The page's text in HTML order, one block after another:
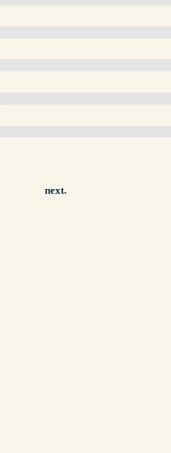
next.